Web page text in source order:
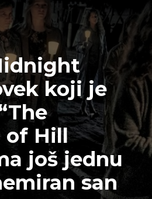
koji je
of Hill
još jednu
san